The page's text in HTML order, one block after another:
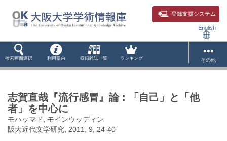
登録支援システム
English
検索画面選択 利用案内 収録雑誌一覧 ランキング その他
志賀直哉『流行感冒』論 : 「自己」と「他
者」を中心に
モハッマド, モインウッディン
阪大近代文学研究, 2011, 9, 24-40